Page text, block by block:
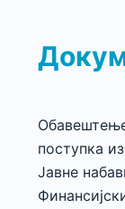
поступка
Јавне